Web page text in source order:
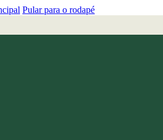
Pular para o rodapé